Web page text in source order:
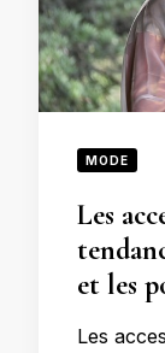
MODE
Les
et les
Les